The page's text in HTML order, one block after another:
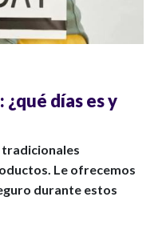
¿qué días es y
tradicionales
Le ofrecemos
durante estos